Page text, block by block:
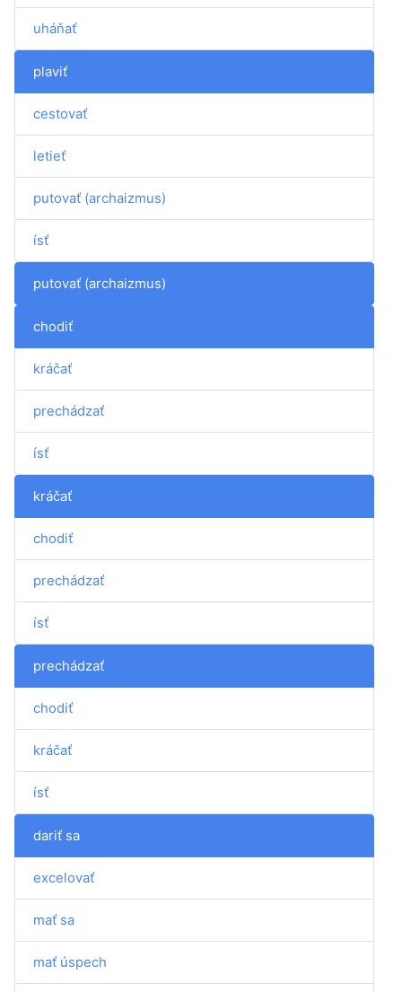
uháňať
plaviť
cestovať
letieť
putovať (archaizmus)
ísť
putovať (archaizmus)
chodiť
kráčať
prechádzať
ísť
kráčať
chodiť
prechádzať
ísť
prechádzať
chodiť
kráčať
ísť
dariť sa
excelovať
mať sa
mať úspech